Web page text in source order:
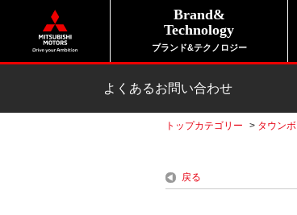
Brand&
Technology
ブランド&テクノロジー
よくあるお問い合わせ
トップカテゴリー > タウン
戻る